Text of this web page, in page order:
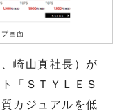
プ画面
崎山真社長）が
「ＳＴＹＬＥＳ
カジュアルを低